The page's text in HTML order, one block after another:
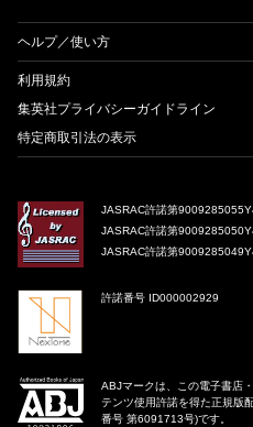
ヘルプ／使い方
利用規約
集英社プライバシーガイドライン
特定商取引法の表示
JASRAC許諾第
JASRAC許諾第
JASRAC許諾第
許諾番号 ID000002929
ABJマークは、この電子書店
テンツ使用許諾を得た正規版
番号 第6091713号)です。